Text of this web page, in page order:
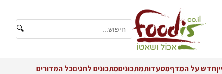
🔍
ייןחדש על המדףמסעדותמתכוניםמתכונים לחגיםכל המדורים